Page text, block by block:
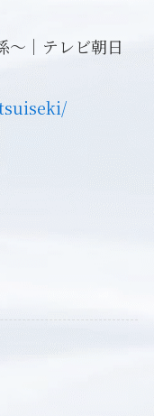
～｜テレビ朝日